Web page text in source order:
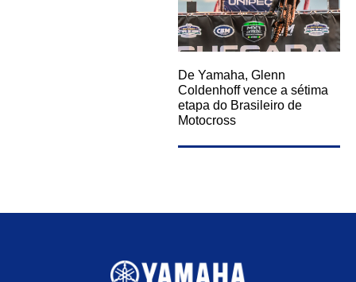
De Yamaha, Glenn
Coldenhoff vence a sétima
etapa do Brasileiro de
Motocross